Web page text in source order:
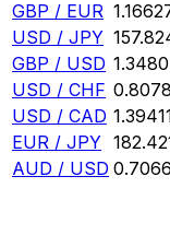
GBP / EUR
USD / JPY
GBP / USD
USD / CHF
USD / CAD
EUR / JPY
AUD / USD